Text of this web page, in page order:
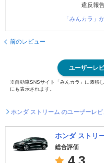
違反報
「みんカラ」
前のレビュー
ユーザーレ
※自動車SNSサイト「みんカラ」に遷移
にも表示されます。
ホンダ ストリーム のユーザーレ
ホンダ ストリ
総合評価